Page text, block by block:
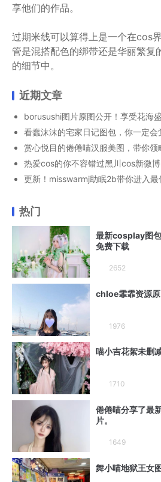
享他们的作品。
过期米线可以算得上是一个在cos
管是混搭配色的绑带还是华丽繁复
的细节中。
近期文章
borusushi图片原图公开！享受花海
看蠢沫沫的宅家日记图包，你一定会
赏心悦目的倦倦喵汉服美图，带你领
热爱cos的你不容错过黑川cos新微
更新！misswarmj助眠2b带你进入最
热门
最新cosplay图
免费下载
2652
chloe霏霏资源
1976
喵小吉花絮未删
1710
倦倦喵分享了最
片。
1649
舞小喵地狱王女